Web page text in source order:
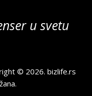
u svetu
© 2026.bizlife.rs